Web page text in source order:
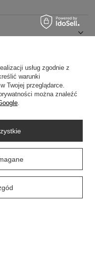
usług zgodnie z
warunki
Twojej przeglądarce.
można znaleźć
.